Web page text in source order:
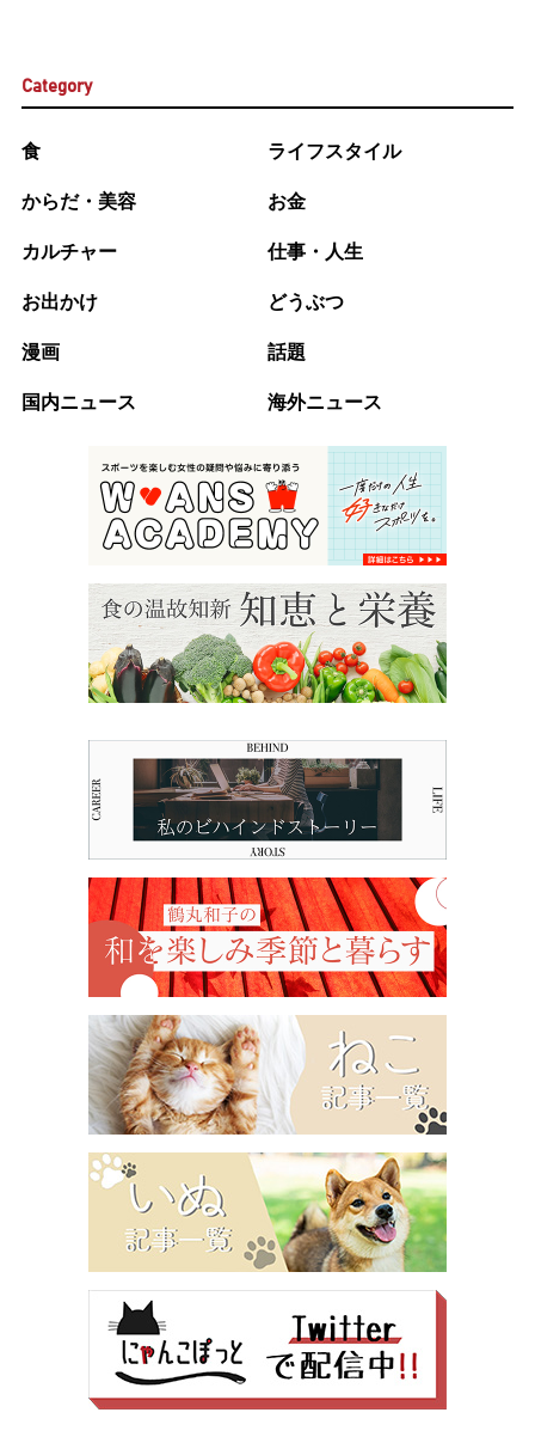
Category
食 ライフスタイル
からだ・美容 お金
カルチャー 仕事・人生
お出かけ どうぶつ
漫画 話題
国内ニュース 海外ニュース